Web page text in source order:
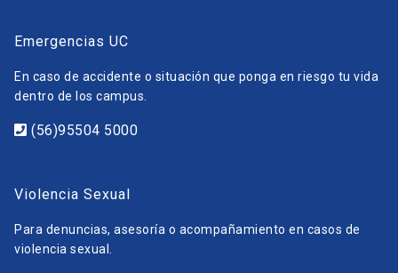
Emergencias UC
En caso de accidente o situación que ponga en riesgo tu vida
dentro de los campus.
(56)95504 5000
Violencia Sexual
Para denuncias, asesoría o acompañamiento en casos de
violencia sexual.